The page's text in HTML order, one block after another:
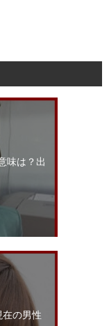
味は？出
在の男性